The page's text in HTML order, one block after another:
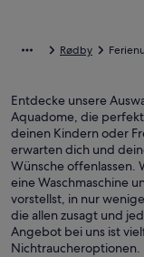
Rødby
Entdecke unsere
Aquadome, die
deinen Kindern oder
erwarten dich und
Wünsche offenlassen.
eine Waschmaschine
vorstellst, in nur
die allen zusagt und
Angebot bei uns ist
Nichtraucheroptionen.